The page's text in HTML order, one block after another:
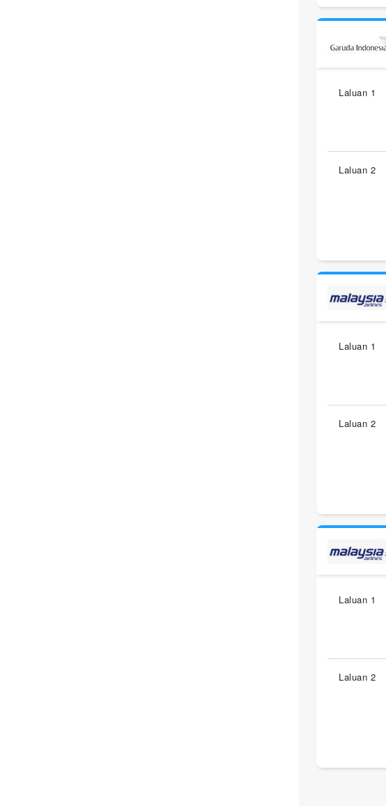
Laluan 1
Laluan 2
Laluan 1
Laluan 2
Laluan 1
Laluan 2